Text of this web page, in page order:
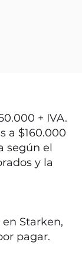
+ IVA.
a $160.000
según el
y la
Starken,
pagar.